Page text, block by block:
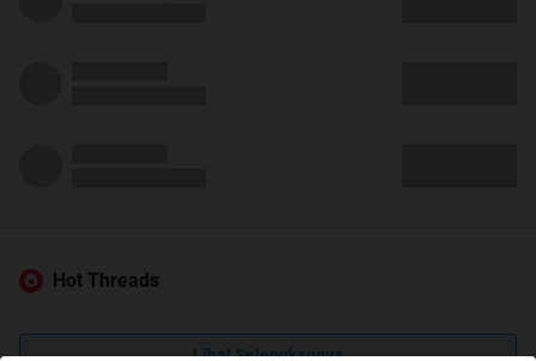
Hot Threads
Lihat Selengkapnya